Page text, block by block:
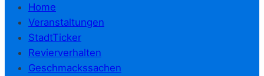
Home
Veranstaltungen
StadtTicker
Revierverhalten
Geschmackssachen